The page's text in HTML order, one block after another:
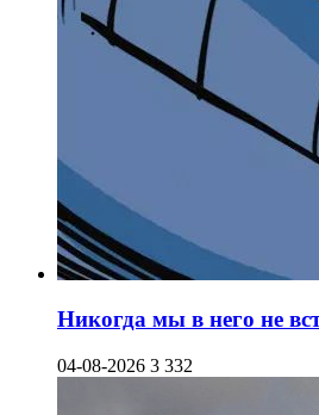
Никогда мы в него не
04-08-2026 3 332